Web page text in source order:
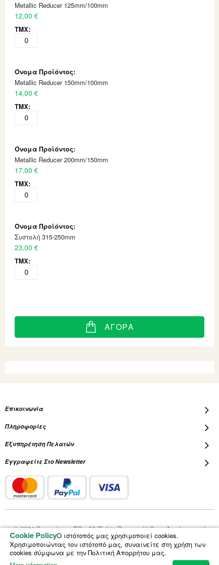
Cookie PolicyΟ ιστότοπός μας χρησιμοποιεί cookies.
Χρησιμοποιώντας τον ιστότοπό μας, συναινείτε στη χρήση των
cookies σύμφωνα με την Πολιτική Απορρήτου μας.
Metallic Reducer 125mm/100mm
12,00 €
Metallic Reducer 150mm/100mm
14,00 €
Metallic Reducer 200mm/150mm
17,00 €
Συστολή 315-250mm
23,00 €
ΑΓΟΡΆ
Επικοινωνία
Πληροφορίες
Εξυπηρέτηση Πελατών
Εγγραφείτε Στο Newsletter
© 2024 Cropscience PC - All Rights Reserved | Grow Academy and
Plantalot are registered trademarks of Cropscience PC